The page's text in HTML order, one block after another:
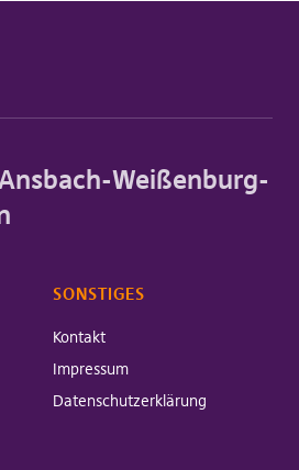
Weißenburg-
SONSTIGES
Kontakt
Impressum
Datenschutzerklärung